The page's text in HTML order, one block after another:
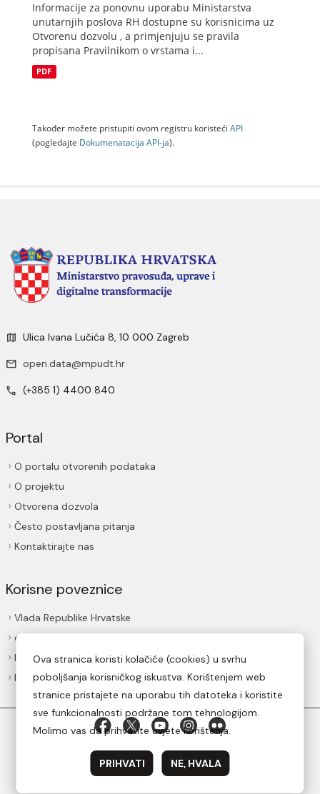
Informacije za ponovnu uporabu Ministarstva
unutarnjih poslova RH dostupne su korisnicima uz
Otvorenu dozvolu , a primjenjuju se pravila
propisana Pravilnikom o vrstama i...
PDF
Također možete pristupiti ovom registru koristeći API
(pogledajte Dokumenаtаcijа API-jа).